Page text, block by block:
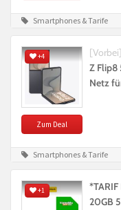
Smartphones & Tarife
+4
Zum Deal
[Vorbei]
Z Flip8
Netz
Smartphones & Tarife
+1
*TARIF
20GB